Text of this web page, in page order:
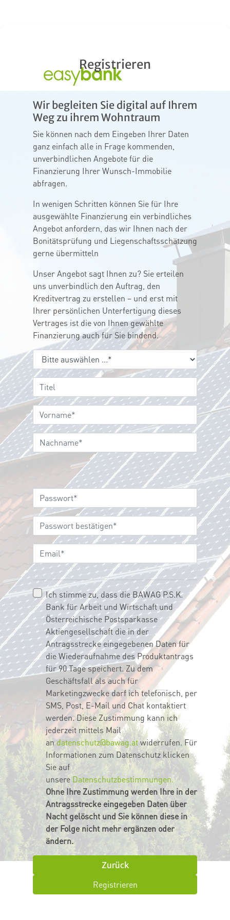
Registrieren
Wir begleiten Sie digital auf Ihrem
Weg zu ihrem Wohntraum
Sie können nach dem Eingeben Ihrer Daten
ganz einfach alle in Frage kommenden,
unverbindlichen Angebote für die
Finanzierung Ihrer Wunsch-Immobilie
abfragen.
In wenigen Schritten können Sie für Ihre
ausgewählte Finanzierung ein verbindliches
Angebot anfordern, das wir Ihnen nach der
Bonitätsprüfung und Liegenschaftsschätzung
gerne übermitteln
Unser Angebot sagt Ihnen zu? Sie erteilen
uns unverbindlich den Auftrag, den
Kreditvertrag zu erstellen – und erst mit
Ihrer persönlichen Unterfertigung dieses
Vertrages ist die von Ihnen gewählte
Finanzierung auch für Sie bindend.
Ich stimme zu, dass die BAWAG P.S.K.
Bank für Arbeit und Wirtschaft und
Österreichische Postsparkasse
Aktiengesellschaft die in der
Antragsstrecke eingegebenen Daten für
die Wiederaufnahme des Produktantrags
für 90 Tage speichert. Zu dem
Geschäftsfall als auch für
Marketingzwecke darf ich telefonisch, per
SMS, Post, E-Mail und Chat kontaktiert
werden. Diese Zustimmung kann ich
jederzeit mittels Mail
andatenschutz@bawag.atwiderrufen. Für
Informationen zum Datenschutz klicken
Sie auf
unsereDatenschutzbestimmungen.
Ohne Ihre Zustimmung werden Ihre in der
Antragsstrecke eingegeben Daten über
Nacht gelöscht und Sie können diese in
der Folge nicht mehr ergänzen oder
ändern.
Zurück